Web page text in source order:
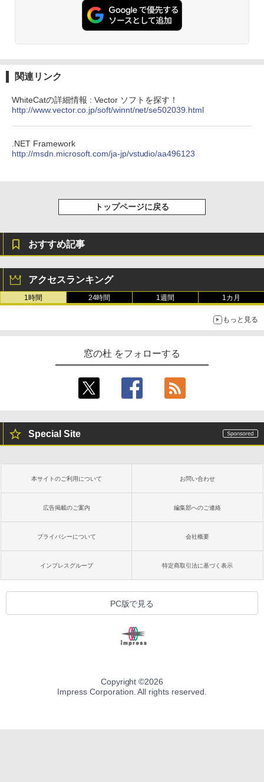
ない、大きな画面で読みやすい、6週間持
続バッテリー、6インチディスプレイ電子
書籍リーダー、マッチャ、16GB、広告な
ション (32GB) 7インチディスプレイ、明
るさ自動調整、色調調節ライト、12週間
￥27,980
ージ、防水、7インチカラーディスプレ
イ、色調調節ライト、最大8週間持続バッ
テリー、広告無し、ブラック (2025年発
New Amazon Kindle Scribe Colorsoft |
11インチカラーディスプレイ、64GBスト
レージ、ノート機能搭載、明るさ自動調
関連リンク
WhiteCatの詳細情報 : Vector ソフトを探す！
http://www.vector.co.jp/soft/winnt/net/se502039.html
.NET Framework
http://msdn.microsoft.com/ja-jp/vstudio/aa496123
トップページに戻る
おすすめ記事
アクセスランキング
1時間 24時間 1週間 1カ月
もっと見る
窓の杜 をフォローする
Special Site
本サイトのご利用について お問い合わせ
広告掲載のご案内 編集部へのご連絡
プライバシーについて 会社概要
インプレスグループ 特定商取引法に基づく表示
PC版で見る
Copyright ©2026
Impress Corporation. All rights reserved.